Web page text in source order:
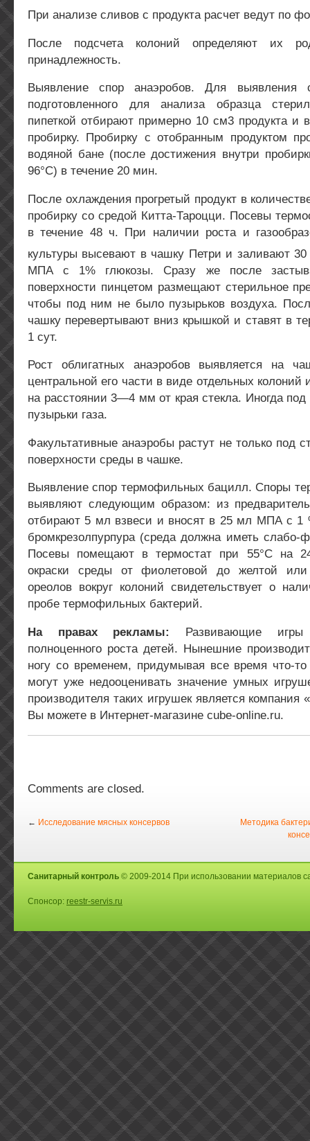
При анализе сливов с продукта расчет ведут по
После подсчета колоний определяют их
принадлежность.
Выявление спор анаэробов. Для выявления
подготовленного для анализа образца
пипеткой отбирают примерно 10 см3 продукта и
пробирку. Пробирку с отобранным продуктом
водяной бане (после достижения внутри
96°С) в течение 20 мин.
После охлаждения прогретый продукт в
пробирку со средой Китта-Тароцци. Посевы
в течение 48 ч. При наличии роста и
культуры высевают в чашку Петри и заливают
МПА с 1% глюкозы. Сразу же после
поверхности пинцетом размещают стерильное
чтобы под ним не было пузырьков воздуха.
чашку перевертывают вниз крышкой и ставят в
1 сут.
Рост облигатных анаэробов выявляется на
центральной его части в виде отдельных колоний
на расстоянии 3—4 мм от края стекла. Иногда под
пузырьки газа.
Факультативные анаэробы растут не только под
поверхности среды в чашке.
Выявление спор термофильных бацилл. Споры
выявляют следующим образом: из
отбирают 5 мл взвеси и вносят в 25 мл МПА с 1
бромкрезолпурпура (среда должна иметь слабо-
Посевы помещают в термостат при 55°С на
окраски среды от фиолетовой до желтой
ореолов вокруг колоний свидетельствует о
пробе термофильных бактерий.
На правах рекламы: Развивающие
полноценного роста детей. Нынешние
ногу со временем, придумывая все время что-
могут уже недооценивать значение умных
производителя таких игрушек является компания
Вы можете в Интернет-магазине cube-online.ru.
Comments are closed.
← Исследование мясных консервов
Методика
Санитарный контроль © 2009-2014 При использовании материалов
Спонсор: reestr-servis.ru